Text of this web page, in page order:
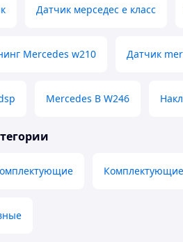
Датчик мерседес е класс
Mercedes w210 Датчик
Mercedes B W246
Комплектующие